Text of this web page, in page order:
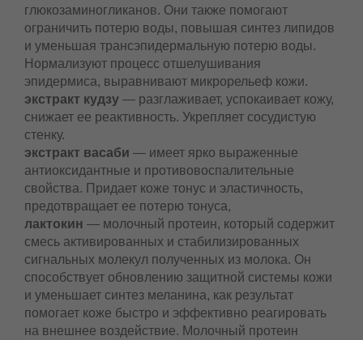
содержание глюкозаминогликанов. Они также
помогают ограничить потерю воды, повышая
синтез липидов и уменьшая
трансэпидермальную потерю воды. Нормализуют
процесс отшелушивания эпидермиса,
выравнивают микрорельеф кожи.
экстракт кудзу— разглаживает, успокаивает
кожу, снижает ее реактивность. Укрепляет
сосудистую стенку.
экстракт васаби — имеет ярко выраженные
антиоксидантные и противовоспалительные
свойства. Придает коже тонус и эластичность,
предотвращает ее потерю тонуса,
лактокин— молочный протеин, который
содержит смесь активированных и
стабилизированных сигнальных молекул
полученных из молока. Он способствует
обновлению защитной системы кожи и
уменьшает синтез меланина, как результат